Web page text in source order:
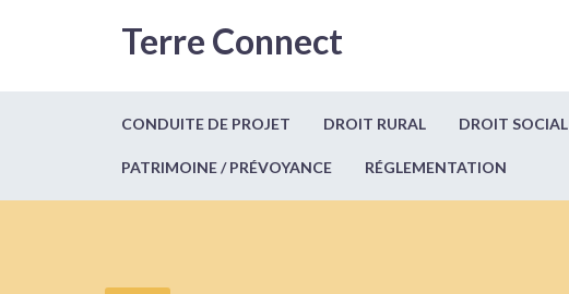
Terre Connect
CONDUITE DE PROJET DROIT RURAL DROIT SOCIAL
PATRIMOINE / PRÉVOYANCE RÉGLEMENTATION